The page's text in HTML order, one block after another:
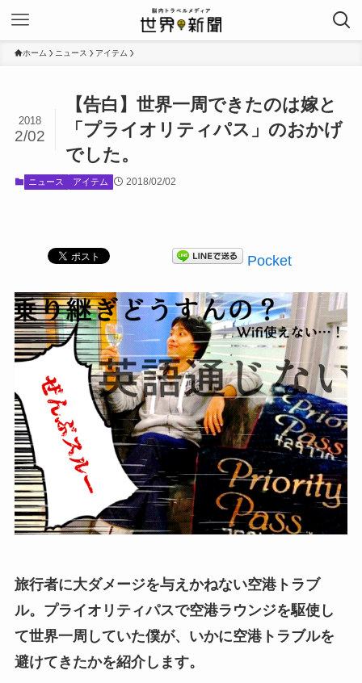
ホーム ニュース アイテム
【告白】世界一周できたのは嫁と
「プライオリティパス」のおかげ
でした。
2018
2/02
ニュース アイテム 2018/02/02
Pocket
旅行者に大ダメージを与えかねない空港トラブ
ル。プライオリティパスで空港ラウンジを駆使し
て世界一周していた僕が、いかに空港トラブルを
避けてきたかを紹介します。